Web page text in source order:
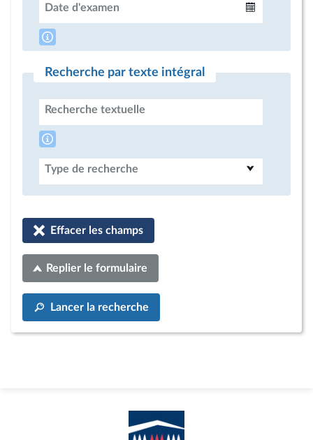
Date d'examen
Recherche par texte intégral
Recherche textuelle
Type de recherche
Effacer les champs
Replier le formulaire
Lancer la recherche